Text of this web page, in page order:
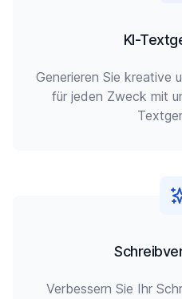
KI-
Generieren Sie kreative
für jeden Zweck mit
Verbessern Sie Ihr